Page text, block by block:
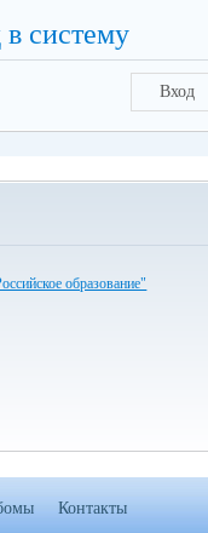
систему
Вход
образование"
Контакты